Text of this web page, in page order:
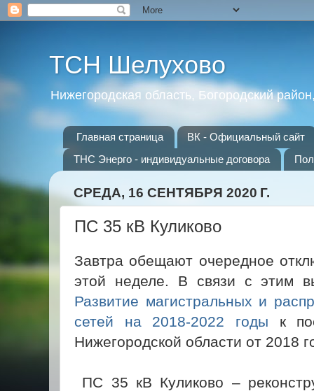
ТСН Шелухово
Нижегородская область, Богородский
Главная страница
ВК - Официальный сайт
ТНС Энерго - индивидуальные договора
СРЕДА, 16 СЕНТЯБРЯ 2020 Г.
ПС 35 кВ Куликово
Завтра обещают очередное
этой неделе. В связи с этим
Развитие магистральных и
сетей на 2018-2022 годы к
Нижегородской области от 2018
ПС 35 кВ Куликово –